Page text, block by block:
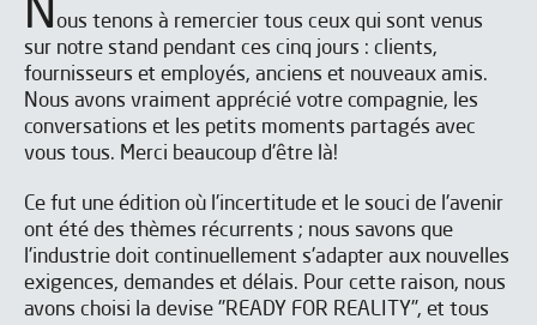
Nous tenons à remercier tous ceux qui sont venus
sur notre stand pendant ces cinq jours : clients,
fournisseurs et employés, anciens et nouveaux amis.
Nous avons vraiment apprécié votre compagnie, les
conversations et les petits moments partagés avec
vous tous. Merci beaucoup d'être là!
Ce fut une édition où l'incertitude et le souci de l'avenir
ont été des thèmes récurrents ; nous savons que
l'industrie doit continuellement s'adapter aux nouvelles
exigences, demandes et délais. Pour cette raison, nous
avons choisi la devise "READY FOR REALITY", et tous